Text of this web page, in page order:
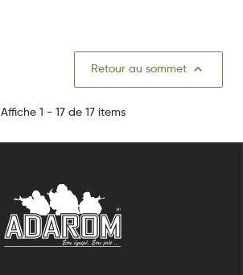
Retour au sommet 
Affiche 1 - 17 de 17 items